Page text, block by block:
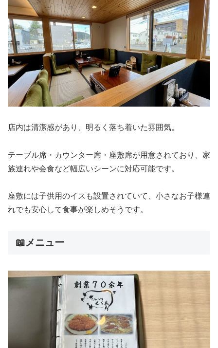
店内は清潔感があり、明るく落ち着いた雰囲気。
テーブル席・カウンター席・座敷席が用意されており、家
族連れや会食など幅広いシーンに対応可能です。
座敷には子供用のイスも設置されていて、小さなお子様連
れでも安心して食事が楽しめそうです。
📖メニュー